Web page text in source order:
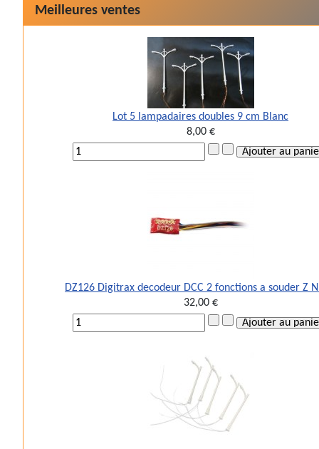
Meilleures ventes
Lot 5 lampadaires doubles 9 cm Blanc
8,00 €
DZ126 Digitrax decodeur DCC 2 fonctions a souder Z
32,00 €